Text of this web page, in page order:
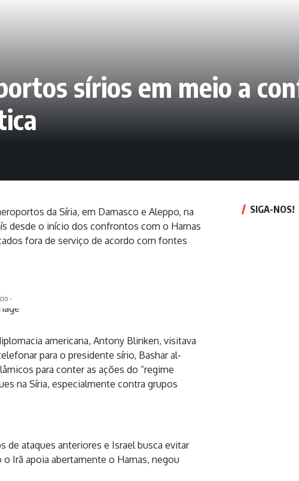
sírios em meio a
da Síria, em Damasco e Aleppo, na
desde o início dos confrontos com o Hamas
fora de serviço de acordo com fontes
-
americana, Antony Blinken, visitava
para o presidente sírio, Bashar al-
para conter as ações do “regime
na Síria, especialmente contra grupos
de ataques anteriores e Israel busca evitar
Irã apoia abertamente o Hamas, negou
SIGA-NOS!